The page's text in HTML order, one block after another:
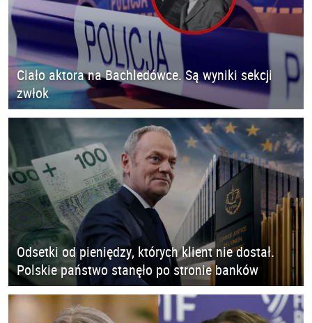
Ciało aktora na Bachledówce. Są wyniki sekcji
zwłok
Odsetki od pieniędzy, których klient nie dostał.
Polskie państwo stanęło po stronie banków